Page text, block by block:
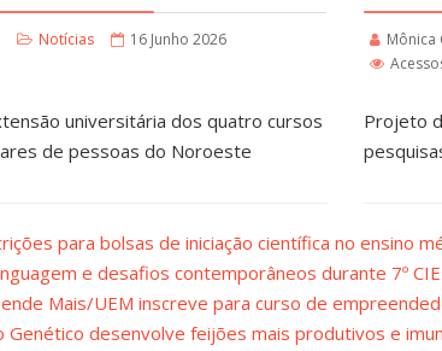
Notícias
16 Junho 2026
universitária dos quatro cursos
de pessoas do Noroeste
Mônica
Projeto
para bolsas de iniciação científica no ensino
e desafios contemporâneos durante 7º
Mais/UEM inscreve para curso de
Genético desenvolve feijões mais produtivos e